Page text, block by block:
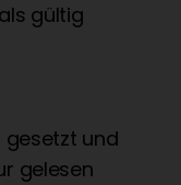
gültig
gesetzt und
gelesen